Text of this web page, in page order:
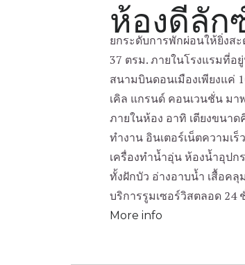
ห้องดีลัก
ยกระดับการพักผ่อนให้ยิ่งส
37 ตรม. ภายในโรงแรมที่อ
สนามบินดอนเมืองเพียงแค่
เคิล แกรนด์ คอนเวนชั่น ม
ภายในห้อง อาทิ เตียงขนา
ทำงาน อินเตอร์เน็ตความเ
เครื่องทำน้ำอุ่น ห้องน้ำอุป
ทั้งฝักบัว อ่างอาบน้ำ เสื้อค
บริการรูมเซอร์วิสตลอด 24
More info